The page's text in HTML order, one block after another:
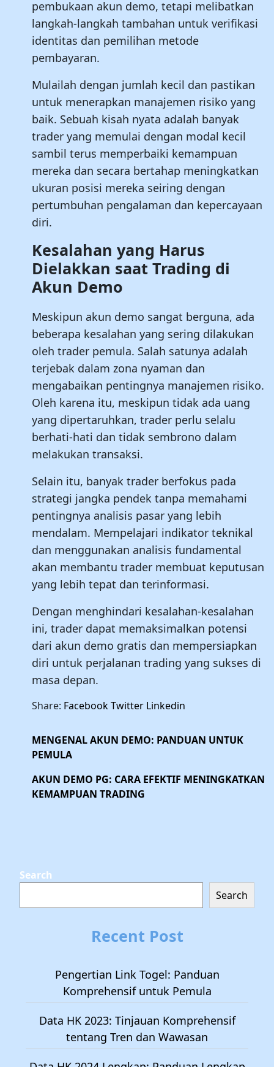
pembukaan akun demo, tetapi melibatkan
langkah-langkah tambahan untuk verifikasi
identitas dan pemilihan metode
pembayaran.
Mulailah dengan jumlah kecil dan pastikan
untuk menerapkan manajemen risiko yang
baik. Sebuah kisah nyata adalah banyak
trader yang memulai dengan modal kecil
sambil terus memperbaiki kemampuan
mereka dan secara bertahap meningkatkan
ukuran posisi mereka seiring dengan
pertumbuhan pengalaman dan kepercayaan
diri.
Kesalahan yang Harus
Dielakkan saat Trading di
Akun Demo
Meskipun akun demo sangat berguna, ada
beberapa kesalahan yang sering dilakukan
oleh trader pemula. Salah satunya adalah
terjebak dalam zona nyaman dan
mengabaikan pentingnya manajemen risiko.
Oleh karena itu, meskipun tidak ada uang
yang dipertaruhkan, trader perlu selalu
berhati-hati dan tidak sembrono dalam
melakukan transaksi.
Selain itu, banyak trader berfokus pada
strategi jangka pendek tanpa memahami
pentingnya analisis pasar yang lebih
mendalam. Mempelajari indikator teknikal
dan menggunakan analisis fundamental
akan membantu trader membuat keputusan
yang lebih tepat dan terinformasi.
Dengan menghindari kesalahan-kesalahan
ini, trader dapat memaksimalkan potensi
dari akun demo gratis dan mempersiapkan
diri untuk perjalanan trading yang sukses di
masa depan.
Share: FacebookTwitter Linkedin
MENGENAL AKUN DEMO: PANDUAN UNTUK
PEMULA
AKUN DEMO PG: CARA EFEKTIF MENINGKATKAN
KEMAMPUAN TRADING
Search
Search
Recent Post
Pengertian Link Togel: Panduan
Komprehensif untuk Pemula
Data HK 2023: Tinjauan Komprehensif
tentang Tren dan Wawasan